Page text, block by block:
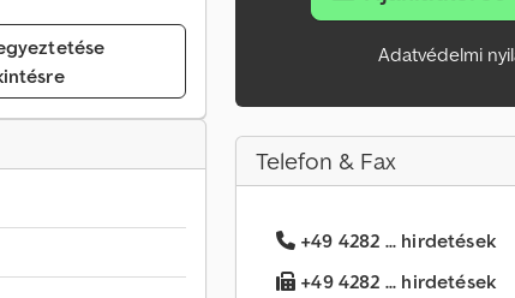
Adatvédelmi
Telefon & Fax
+49 4282 ... hirdetések
+49 4282 ... hirdetések